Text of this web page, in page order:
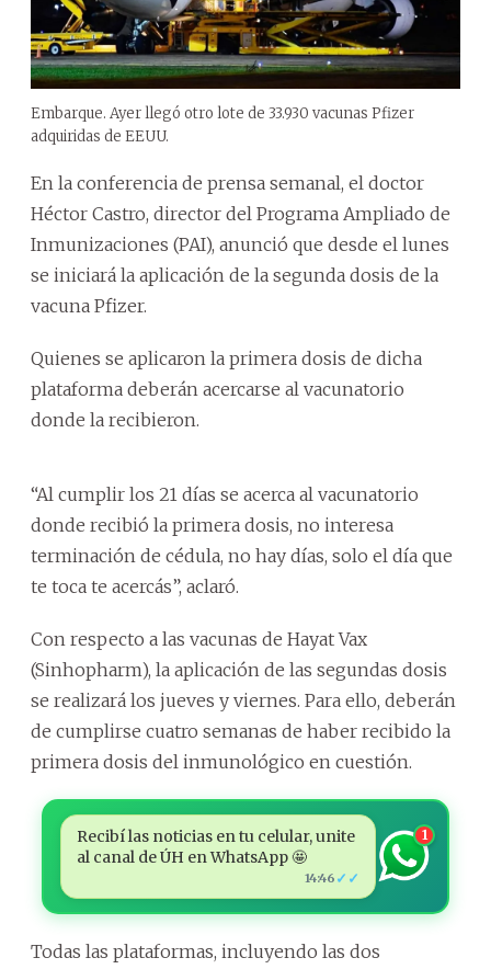
Embarque. Ayer llegó otro lote de 33.930 vacunas Pfizer
adquiridas de EEUU.
En la conferencia de prensa semanal, el doctor
Héctor Castro, director del Programa Ampliado de
Inmunizaciones (PAI), anunció que desde el lunes
se iniciará la aplicación de la segunda dosis de la
vacuna Pfizer.
Quienes se aplicaron la primera dosis de dicha
plataforma deberán acercarse al vacunatorio
donde la recibieron.
“Al cumplir los 21 días se acerca al vacunatorio
donde recibió la primera dosis, no interesa
terminación de cédula, no hay días, solo el día que
te toca te acercás”, aclaró.
Con respecto a las vacunas de Hayat Vax
(Sinhopharm), la aplicación de las segundas dosis
se realizará los jueves y viernes. Para ello, deberán
de cumplirse cuatro semanas de haber recibido la
primera dosis del inmunológico en cuestión.
Recibí las noticias en tu celular, unite
al canal de ÚH en WhatsApp 🤩
14:46 ✓✓
1
Todas las plataformas, incluyendo las dos